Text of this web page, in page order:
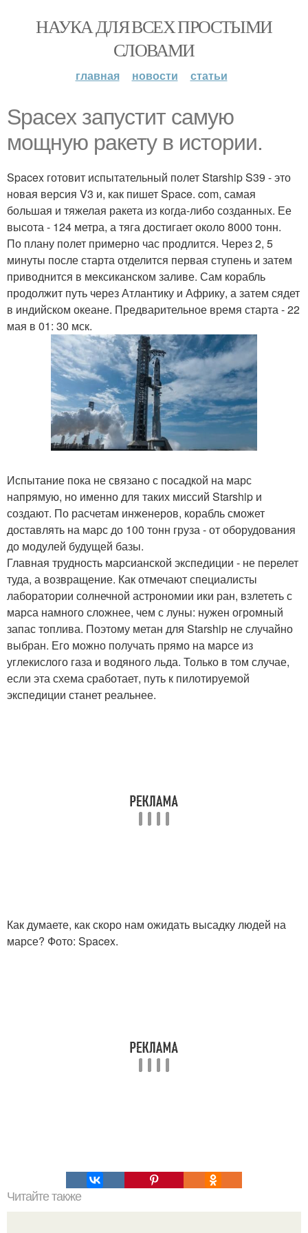
НАУКА ДЛЯ ВСЕХ ПРОСТЫМИ
СЛОВАМИ
главная новости статьи
Spacex запустит самую
мощную ракету в истории.
Spacex готовит испытательный полет Starship S39 - это
новая версия V3 и, как пишет Space. com, самая
большая и тяжелая ракета из когда-либо созданных. Ее
высота - 124 метра, а тяга достигает около 8000 тонн.
По плану полет примерно час продлится. Через 2, 5
минуты после старта отделится первая ступень и затем
приводнится в мексиканском заливе. Сам корабль
продолжит путь через Атлантику и Африку, а затем сядет
в индийском океане. Предварительное время старта - 22
мая в 01: 30 мск.
Испытание пока не связано с посадкой на марс
напрямую, но именно для таких миссий Starship и
создают. По расчетам инженеров, корабль сможет
доставлять на марс до 100 тонн груза - от оборудования
до модулей будущей базы.
Главная трудность марсианской экспедиции - не перелет
туда, а возвращение. Как отмечают специалисты
лаборатории солнечной астрономии ики ран, взлететь с
марса намного сложнее, чем с луны: нужен огромный
запас топлива. Поэтому метан для Starship не случайно
выбран. Его можно получать прямо на марсе из
углекислого газа и водяного льда. Только в том случае,
если эта схема сработает, путь к пилотируемой
экспедиции станет реальнее.
Как думаете, как скоро нам ожидать высадку людей на
марсе? Фото: Spacex.
Читайте также